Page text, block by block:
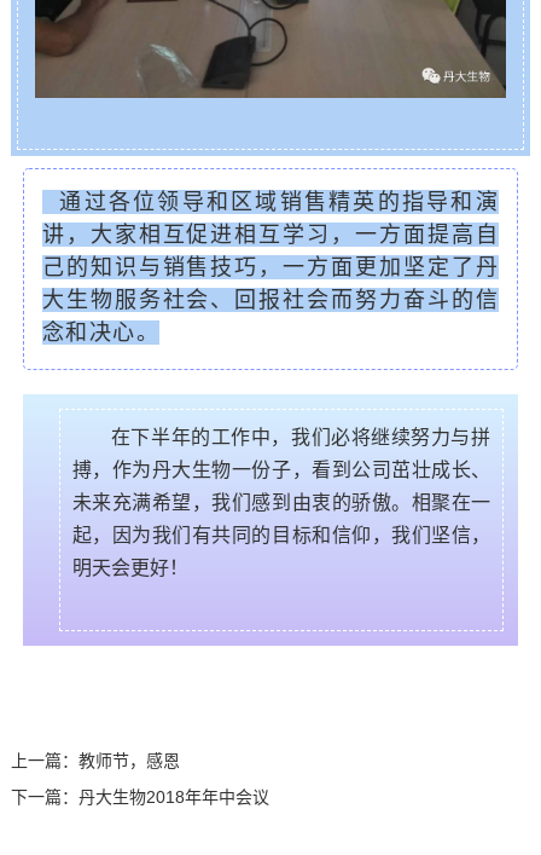
通过各位领导和区域销售精英的指导和演
讲，大家相互促进相互学习，一方面提高自
己的知识与销售技巧，一方面更加坚定了丹
大生物服务社会、回报社会而努力奋斗的信
念和决心。
在下半年的工作中，我们必将继续努力与拼
搏，作为丹大生物一份子，看到公司茁壮成长、
未来充满希望，我们感到由衷的骄傲。相聚在一
起，因为我们有共同的目标和信仰，我们坚信，
明天会更好！
上一篇： 教师节，感恩
下一篇： 丹大生物2018年年中会议